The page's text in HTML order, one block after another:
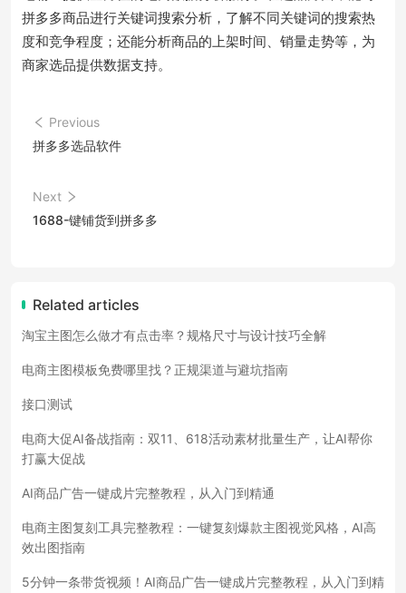
拼多多商品进行关键词搜索分析，了解不同关键词的搜索热
度和竞争程度；还能分析商品的上架时间、销量走势等，为
商家选品提供数据支持。
Previous
拼多多选品软件
Next
1688-键铺货到拼多多
Related articles
淘宝主图怎么做才有点击率？规格尺寸与设计技巧全解
电商主图模板免费哪里找？正规渠道与避坑指南
接口测试
电商大促AI备战指南：双11、618活动素材批量生产，让AI帮你
打赢大促战
AI商品广告一键成片完整教程，从入门到精通
电商主图复刻工具完整教程：一键复刻爆款主图视觉风格，AI高
效出图指南
5分钟一条带货视频！AI商品广告一键成片完整教程，从入门到精